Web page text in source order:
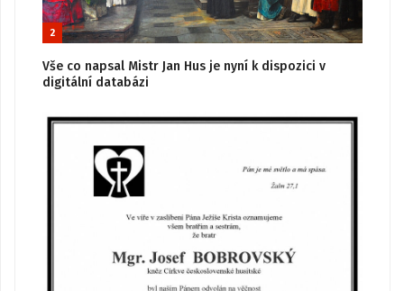
2
Vše co napsal Mistr Jan Hus je nyní k dispozici v
digitální databázi